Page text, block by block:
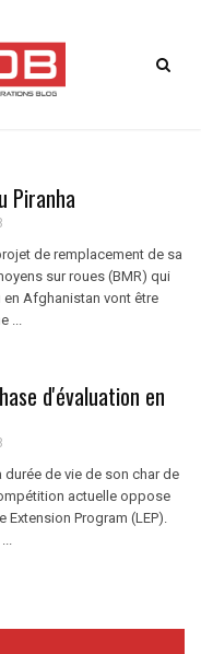
Piranha
de remplacement de sa
sur roues (BMR) qui
Afghanistan vont être
...
d'évaluation en
de vie de son char de
actuelle oppose
Program (LEP).